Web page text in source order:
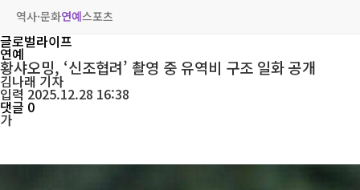
역사·문화연예스포츠
글로벌라이프
연예
황샤오밍, ‘신조협려’ 촬영 중 유역비 구조 일화 공개
김나래 기자
입력 2025.12.28 16:38
댓글 0
가